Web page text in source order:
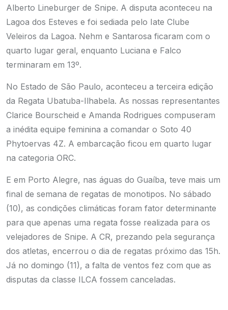
Alberto Lineburger de Snipe. A disputa aconteceu na
Lagoa dos Esteves e foi sediada pelo Iate Clube
Veleiros da Lagoa. Nehm e Santarosa ficaram com o
quarto lugar geral, enquanto Luciana e Falco
terminaram em 13º.
No Estado de São Paulo, aconteceu a terceira edição
da Regata Ubatuba-Ilhabela. As nossas representantes
Clarice Bourscheid e Amanda Rodrigues compuseram
a inédita equipe feminina a comandar o Soto 40
Phytoervas 4Z. A embarcação ficou em quarto lugar
na categoria ORC.
E em Porto Alegre, nas águas do Guaíba, teve mais um
final de semana de regatas de monotipos. No sábado
(10), as condições climáticas foram fator determinante
para que apenas uma regata fosse realizada para os
velejadores de Snipe. A CR, prezando pela segurança
dos atletas, encerrou o dia de regatas próximo das 15h.
Já no domingo (11), a falta de ventos fez com que as
disputas da classe ILCA fossem canceladas.